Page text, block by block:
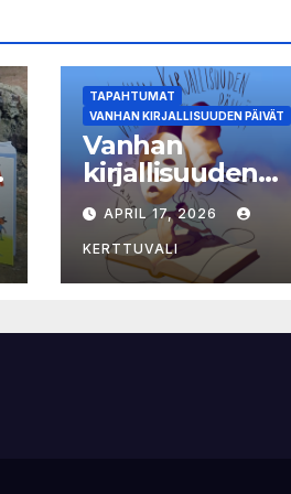
TAPAHTUMAT
VANHAN KIRJALLISUUDEN PÄIVÄT
Vanhan
kirjallisuuden
päivien ohjelma
julkistettu
APRIL 17, 2026
KERTTUVALI